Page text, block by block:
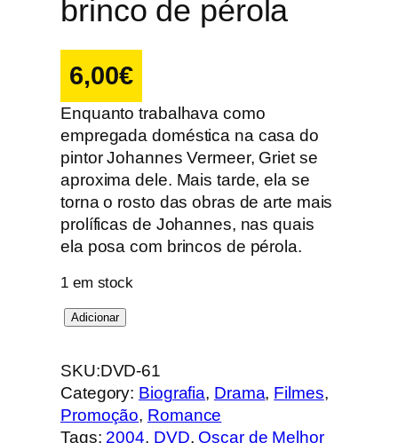
brinco de pérola
6,00€
Enquanto trabalhava como
empregada doméstica na casa do
pintor Johannes Vermeer, Griet se
aproxima dele. Mais tarde, ela se
torna o rosto das obras de arte mais
prolíficas de Johannes, nas quais
ela posa com brincos de pérola.
1 em stock
Q
a
n
t
i
Adicionar
SKU:DVD-61
Category: Biografia, Drama, Filmes
Promoção, Romance
Tags: 2004, DVD, Oscar de Melhor